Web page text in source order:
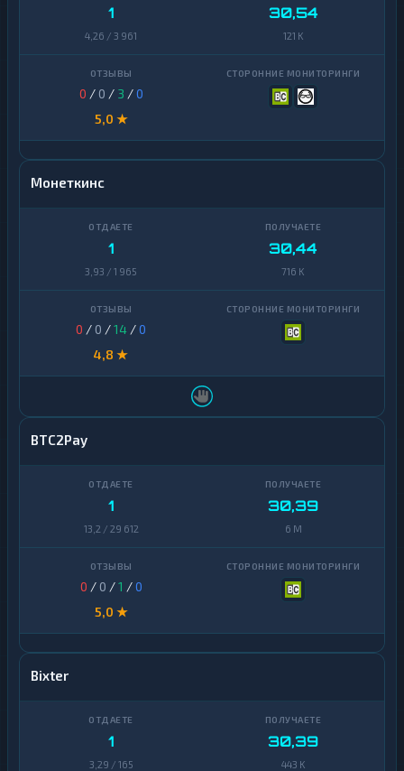
1
4,26 / 3 961
30,54
121 K
0 / 0 / 3 /0
5,0 ★
Монеткинс
1
3,93 / 1 965
30,44
716 K
0 / 0 /14 /0
4,8 ★
BTC2Pay
1
13,2 / 29 612
30,39
6 M
0 / 0 /1 /0
5,0 ★
Bixter
1
3,29 / 165
30,39
443 K